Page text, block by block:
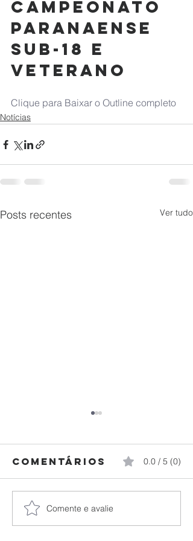
Campeonato
Paranaense
Sub-18 e
Veterano
Clique para Baixar o Outline completo
Notícias
Posts recentes Ver tudo
Federação
Paranaense
Comentários 0.0 / 5 (0)
Comente e avalie